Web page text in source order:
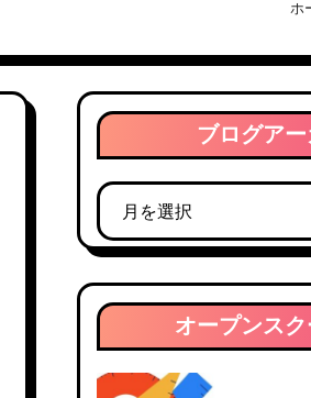
ホ
ブログア
ブ
ロ
グ
ア
ー
カ
イ
オープンス